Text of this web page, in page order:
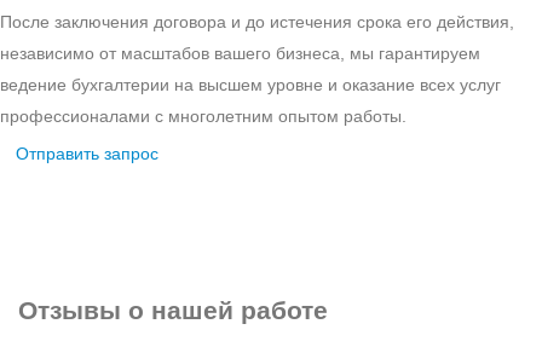
После заключения договора и до истечения срока его действия,
независимо от масштабов вашего бизнеса, мы гарантируем
ведение бухгалтерии на высшем уровне и оказание всех услуг
профессионалами с многолетним опытом работы.
Отправить запрос
Отзывы о нашей работе